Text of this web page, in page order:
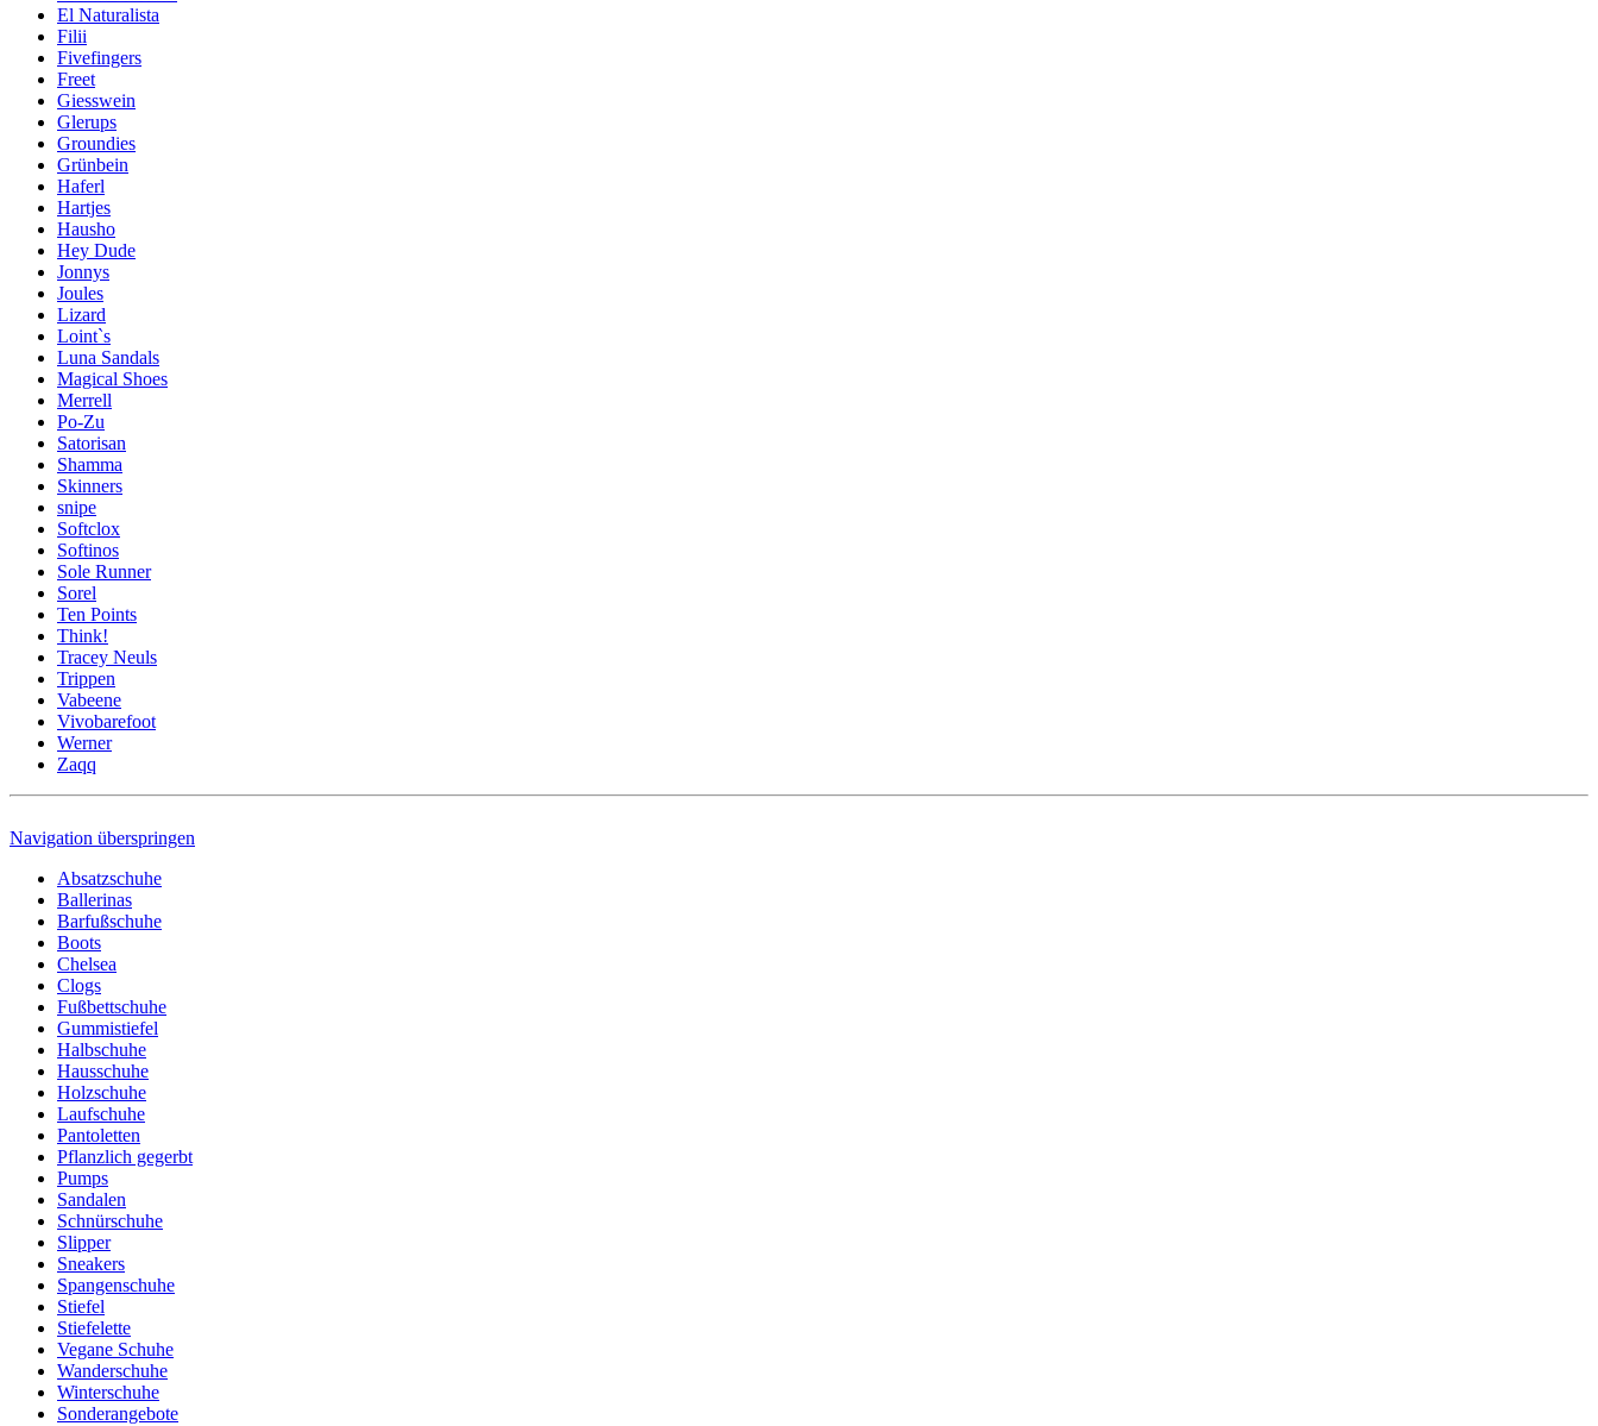
El Naturalista
Filii
Fivefingers
Freet
Giesswein
Glerups
Groundies
Grünbein
Haferl
Hartjes
Hausho
Hey Dude
Jonnys
Joules
Lizard
Loint`s
Luna Sandals
Magical Shoes
Merrell
Po-Zu
Satorisan
Shamma
Skinners
snipe
Softclox
Softinos
Sole Runner
Sorel
Ten Points
Think!
Tracey Neuls
Trippen
Vabeene
Vivobarefoot
Werner
Zaqq
Navigation überspringen
Absatzschuhe
Ballerinas
Barfußschuhe
Boots
Chelsea
Clogs
Fußbettschuhe
Gummistiefel
Halbschuhe
Hausschuhe
Holzschuhe
Laufschuhe
Pantoletten
Pflanzlich gegerbt
Pumps
Sandalen
Schnürschuhe
Slipper
Sneakers
Spangenschuhe
Stiefel
Stiefelette
Vegane Schuhe
Wanderschuhe
Winterschuhe
Sonderangebote